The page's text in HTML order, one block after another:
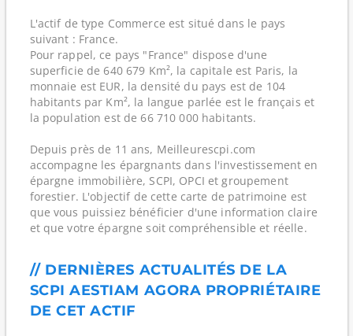
L'actif de type Commerce est situé dans le pays
suivant : France.
Pour rappel, ce pays "France" dispose d'une
superficie de 640 679 Km², la capitale est Paris, la
monnaie est EUR, la densité du pays est de 104
habitants par Km², la langue parlée est le français et
la population est de 66 710 000 habitants.
Depuis près de 11 ans, Meilleurescpi.com
accompagne les épargnants dans l'investissement en
épargne immobilière, SCPI, OPCI et groupement
forestier. L'objectif de cette carte de patrimoine est
que vous puissiez bénéficier d'une information claire
et que votre épargne soit compréhensible et réelle.
// DERNIÈRES ACTUALITÉS DE LA
SCPI AESTIAM AGORA PROPRIÉTAIRE
DE CET ACTIF